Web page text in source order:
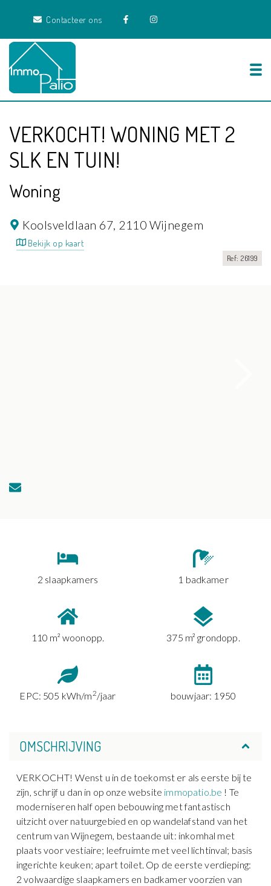
Contacteer ons
VERKOCHT! WONING MET 2
SLK EN TUIN!
Woning
Koolsveldlaan 67, 2110 Wijnegem
Bekijk op kaart
Ref: 26199
2 slaapkamers 1 badkamer
110 m² woonopp. 375 m² grondopp.
EPC: 505 kWh/m 2/jaar bouwjaar: 1950
OMSCHRIJVING
VERKOCHT! Wenst u in de toekomst er als eerste bij te
zijn, schrijf u dan in op onze website immopatio.be ! Te
moderniseren half open bebouwing met fantastisch
uitzicht over natuurgebied en op wandelafstand van het
centrum van Wijnegem, bestaande uit: inkomhal met
plaats voor vestiaire; leefruimte met veel lichtinval; basis
ingerichte keuken; apart toilet. Op de eerste verdieping:
2 volwaardige slaapkamers en badkamer voorzien van